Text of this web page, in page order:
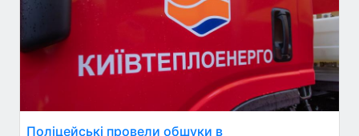
Поліцейські провели обшуки в